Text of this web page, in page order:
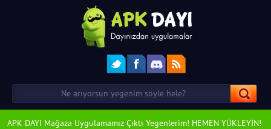
APK DAYI Mağaza Uygulamamız Çıktı Yegenlerim! HEMEN YÜKLEYİN!